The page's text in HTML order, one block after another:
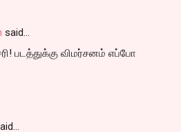
said…
படத்துக்கு விமர்சனம் எப்போ